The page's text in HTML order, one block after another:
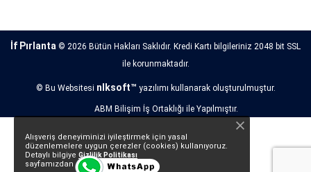
ABM Bilişim İş Ortaklığı ile Yapılmıştır.
İf Pırlanta © 2026 Bütün Hakları Saklıdır. Kredi Kartı bilgileriniz 2048 bit SSL
ile korunmaktadır.
© Bu Websitesi nlksoft™ yazılımı kullanarak oluşturulmuştur.
Alışveriş deneyiminizi iyileştirmek için yasal
düzenlemelere uygun çerezler (cookies) kullanıyoruz.
Detaylı bilgiye Gizlilik Politikası
sayfamızdan erişebilirsiniz.